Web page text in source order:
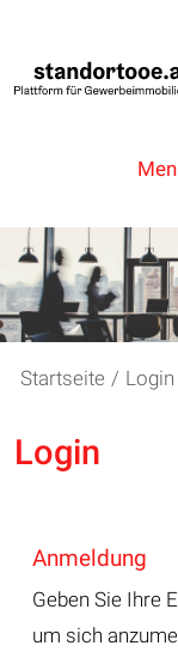
Startseite / Login
Login
Anmeldung
Geben Sie Ihre
um sich